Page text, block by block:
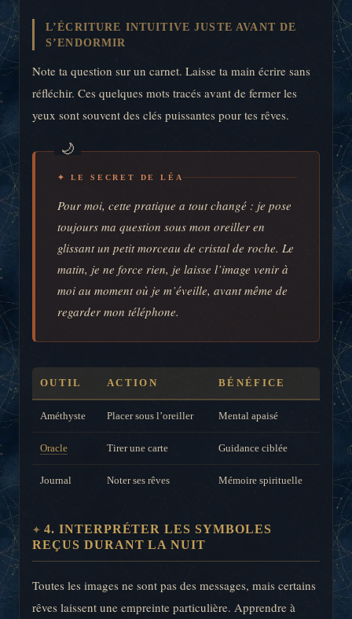
L’ÉCRITURE INTUITIVE JUSTE AVANT DE
S’ENDORMIR
Note ta question sur un carnet. Laisse ta main écrire sans
réfléchir. Ces quelques mots tracés avant de fermer les
yeux sont souvent des clés puissantes pour tes rêves.
✦ LE SECRET DE LÉA
Pour moi, cette pratique a tout changé : je pose
toujours ma question sous mon oreiller en
glissant un petit morceau de cristal de roche. Le
matin, je ne force rien, je laisse l’image venir à
moi au moment où je m’éveille, avant même de
regarder mon téléphone.
OUTIL ACTION BÉNÉFICE
Améthyste Placer sous l’oreiller Mental apaisé
Oracle Tirer une carte Guidance ciblée
Journal Noter ses rêves Mémoire spirituelle
4. INTERPRÉTER LES SYMBOLES
REÇUS DURANT LA NUIT
Toutes les images ne sont pas des messages, mais certains
rêves laissent une empreinte particulière. Apprendre à